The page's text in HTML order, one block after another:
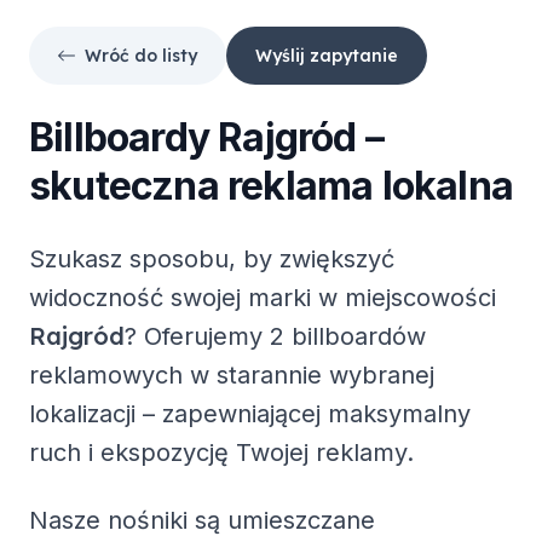
Wróć do listy Wyślij zapytanie
Billboardy Rajgród –
skuteczna reklama lokalna
Szukasz sposobu, by zwiększyć
widoczność swojej marki w miejscowości
Rajgród? Oferujemy 2 billboardów
reklamowych w starannie wybranej
lokalizacji – zapewniającej maksymalny
ruch i ekspozycję Twojej reklamy.
Nasze nośniki są umieszczane